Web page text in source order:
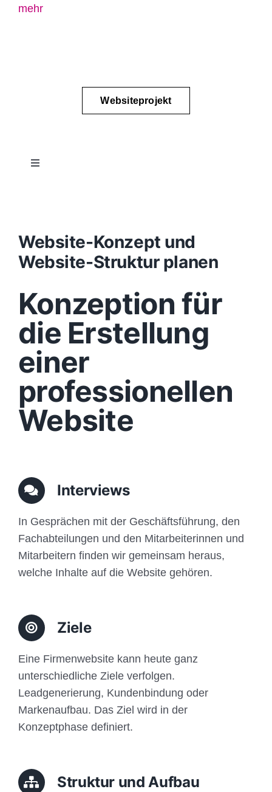
mehr
Websiteprojekt
Toggle
Konzept
Content
Funktionen
Aufbau
Anfrage
Website-Konzept und
Website-Struktur planen
Konzeption für
die Erstellung
einer
professionellen
Website
Interviews
In Gesprächen mit der Geschäftsführung, den
Fachabteilungen und den Mitarbeiterinnen und
Mitarbeitern finden wir gemeinsam heraus,
welche Inhalte auf die Website gehören.
Ziele
Eine Firmenwebsite kann heute ganz
unterschiedliche Ziele verfolgen.
Leadgenerierung, Kundenbindung oder
Markenaufbau. Das Ziel wird in der
Konzeptphase definiert.
Struktur und Aufbau